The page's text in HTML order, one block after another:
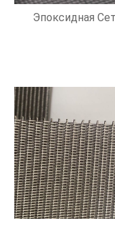
Эпоксидная